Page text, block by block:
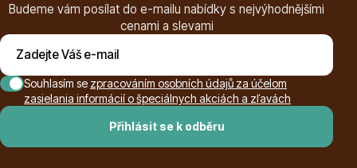
Okrasné trávy
Budeme vám posílat do e-mailu nabídky s nejvýhodnějšími
cenami a slevami
Přihlásit se k odběru
Souhlasím se zpracováním osobních údajů za účelom
zasielania informácií o špeciálnych akciách a zľavách